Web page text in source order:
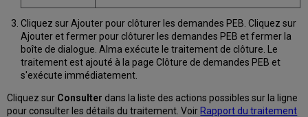
Cliquez sur Ajouter pour clôturer les demandes PEB. Cliquez sur
Ajouter et fermer pour clôturer les demandes PEB et fermer la
boîte de dialogue. Alma exécute le traitement de clôture. Le
traitement est ajouté à la page Clôture de demandes PEB et
s'exécute immédiatement.
Cliquez sur Consulter dans la liste des actions possibles sur la ligne
pour consulter les détails du traitement. Voir Rapport du traitement